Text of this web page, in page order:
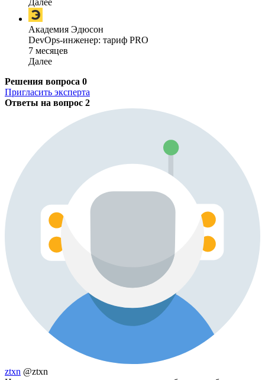
Далее
Академия Эдюсон
DevOps-инженер: тариф PRO
7 месяцев
Далее
Решения вопроса 0
Пригласить эксперта
Ответы на вопрос 2
ztxn @ztxn